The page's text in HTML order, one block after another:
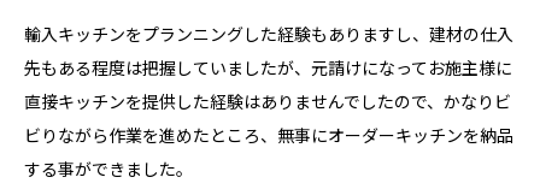
輸入キッチンをプランニングした経験もありますし、建材の仕入
先もある程度は把握していましたが、元請けになってお施主様に
直接キッチンを提供した経験はありませんでしたので、かなりビ
ビりながら作業を進めたところ、無事にオーダーキッチンを納品
する事ができました。